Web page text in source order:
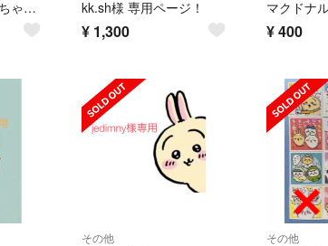
【専用出品】短足ちゃん7 様 kk.sh様 専用ページ！
¥ 1,300 ¥400
その他 その他